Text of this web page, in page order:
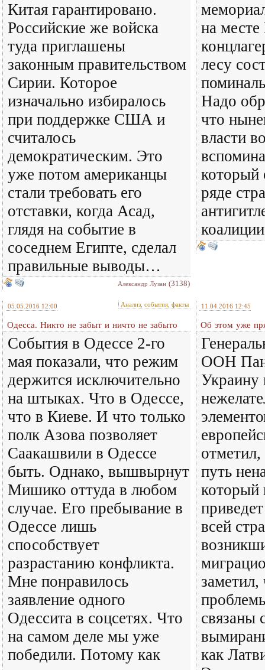
Китая гарантировано.
Российские же войска
туда приглашены
законным правительством
Сирии. Которое
изначально избиралось
при поддержке США и
считалось
демократическим. Это
уже потом американцы
стали требовать его
отставки, когда Асад,
глядя на событие в
соседнем Египте, сделал
правильные выводы…
Александр Лузан (3138)
на месте
лесу
Надо
что
власти
который
ряде
05.05.2016 12:00 Анализ, события, факты
Одесса. Никто не забыт и ничто не забыто
События в Одессе 2-го
мая показали, что режим
держится исключительно
на штыках. Что в Одессе,
что в Киеве. И что только
полк Азова позволяет
Саакашвили в Одессе
быть. Однако, вышвырнут
Мишико оттуда в любом
случае. Его пребывание в
Одессе лишь
способствует
разрастанию конфликта.
Мне понравилось
заявление одного
Одессита в соцсетях. Что
на самом деле мы уже
победили. Потому как
11.04.2016 12:45
Об этом уже
ООН Пан
Украину
путь
который
всей
заметил,
связаны
как